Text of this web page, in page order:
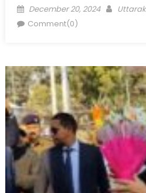
Posted
on
December 20, 2024 Author
Comment(0)